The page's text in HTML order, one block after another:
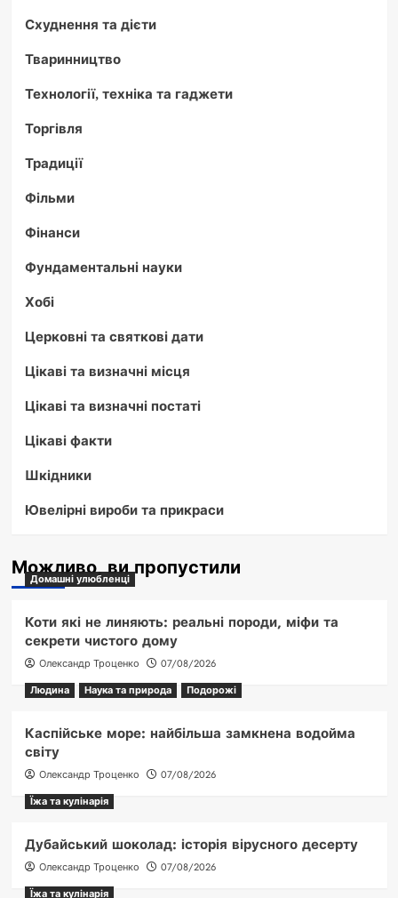
Схуднення та дієти
Тваринництво
Технології, техніка та гаджети
Торгівля
Традиції
Фільми
Фінанси
Фундаментальні науки
Хобі
Церковні та святкові дати
Цікаві та визначні місця
Цікаві та визначні постаті
Цікаві факти
Шкідники
Ювелірні вироби та прикраси
Можливо, ви пропустили
Домашні улюбленці
Коти які не линяють: реальні породи, міфи та
секрети чистого дому
Олександр Троценко
07/08/2026
Людина
Наука та природа Подорожі
Каспійське море: найбільша замкнена водойма
світу
Олександр Троценко
07/08/2026
Їжа та кулінарія
Дубайський шоколад: історія вірусного десерту
Олександр Троценко
07/08/2026
Їжа та кулінарія